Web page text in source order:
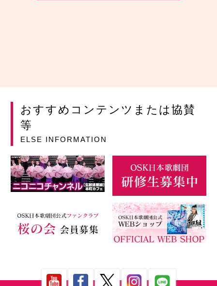
おすすめコンテンツまたは協賛
等
ELSE INFORMATION